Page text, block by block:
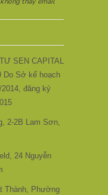
SEN CAPITAL
Do Sở kế hoạch
đăng ký
2-2B Lam Sơn,
24 Nguyễn
Thành, Phường